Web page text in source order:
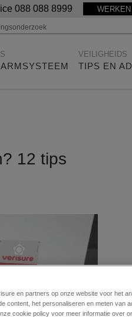
088 088 8999
TIPS EN
VEILIGHEIDS
12 tips
en partners op onze website voor het
content, het personaliseren en meten van
cookie policy voor meer informatie over